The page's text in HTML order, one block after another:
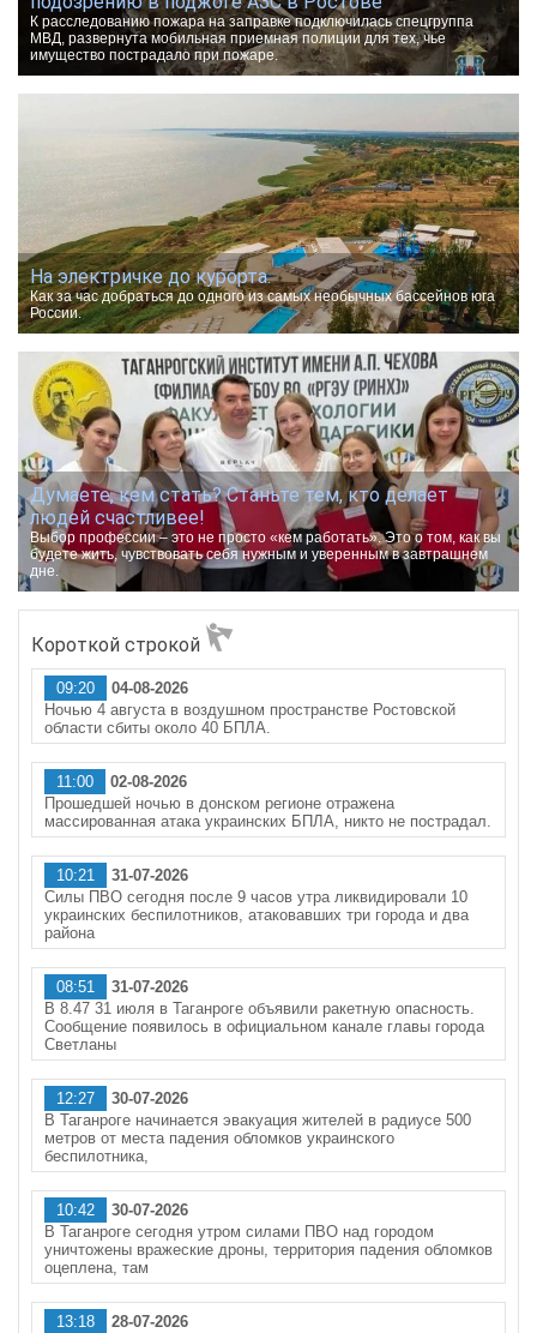
К расследованию пожара на заправке подключилась спецгруппа
МВД, развернута мобильная приемная полиции для тех, чье
имущество пострадало при пожаре.
На электричке до курорта.
Как за час добраться до одного из самых необычных бассейнов юга
России.
Думаете, кем стать? Станьте тем, кто делает
людей счастливее!
Выбор профессии – это не просто «кем работать». Это о том, как вы
будете жить, чувствовать себя нужным и уверенным в завтрашнем
дне.
Короткой строкой
09:20
04-08-2026
Ночью 4 августа в воздушном пространстве Ростовской
области сбиты около 40 БПЛА.
11:00
02-08-2026
Прошедшей ночью в донском регионе отражена
массированная атака украинских БПЛА, никто не пострадал.
10:21
31-07-2026
Силы ПВО сегодня после 9 часов утра ликвидировали 10
украинских беспилотников, атаковавших три города и два
района
08:51
31-07-2026
В 8.47 31 июля в Таганроге объявили ракетную опасность.
Сообщение появилось в официальном канале главы города
Светланы
12:27
30-07-2026
В Таганроге начинается эвакуация жителей в радиусе 500
метров от места падения обломков украинского
беспилотника,
10:42
30-07-2026
В Таганроге сегодня утром силами ПВО над городом
уничтожены вражеские дроны, территория падения обломков
оцеплена, там
13:18
28-07-2026